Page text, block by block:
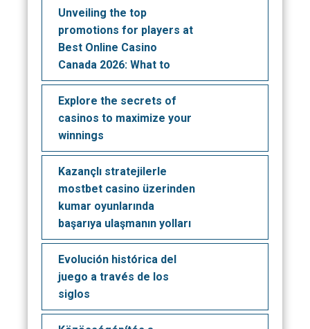
Unveiling the top
promotions for players at
Best Online Casino
Canada 2026: What to
Explore the secrets of
casinos to maximize your
winnings
Kazançlı stratejilerle
mostbet casino üzerinden
kumar oyunlarında
başarıya ulaşmanın yolları
Evolución histórica del
juego a través de los
siglos